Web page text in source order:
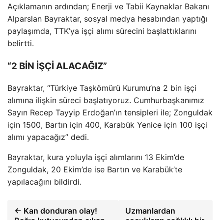
Açıklamanın ardından; Enerji ve Tabii Kaynaklar Bakanı
Alparslan Bayraktar, sosyal medya hesabından yaptığı
paylaşımda, TTK’ya işçi alımı sürecini başlattıklarını
belirtti.
“2 BİN İŞÇİ ALACAĞIZ”
Bayraktar, “Türkiye Taşkömürü Kurumu’na 2 bin işçi
alımına ilişkin süreci başlatıyoruz. Cumhurbaşkanımız
Sayın Recep Tayyip Erdoğan’ın tensipleri ile; Zonguldak
için 1500, Bartın için 400, Karabük Yenice için 100 işçi
alımı yapacağız” dedi.
Bayraktar, kura yoluyla işçi alımlarını 13 Ekim’de
Zonguldak, 20 Ekim’de ise Bartın ve Karabük’te
yapılacağını bildirdi.
← Kan donduran olay!
Uzmanlardan